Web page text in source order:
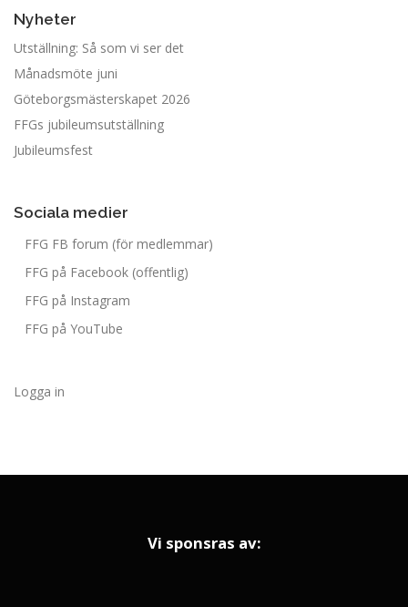
Nyheter
Utställning: Så som vi ser det
Månadsmöte juni
Göteborgsmästerskapet 2026
FFGs jubileumsutställning
Jubileumsfest
Sociala medier
FFG FB forum (för medlemmar)
FFG på Facebook (offentlig)
FFG på Instagram
FFG på YouTube
Logga in
Vi sponsras av: